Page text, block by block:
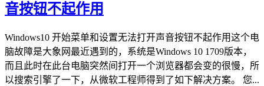
音按钮不起作用
Windows10 开始菜单和设置无法打开声音按钮不起作用这个电
脑故障是大象网最近遇到的，系统是Windows 10 1709版本，
而且此时在此台电脑突然间打开一个浏览器都会变的很慢，所
以搜索引擎了一下，从微软工程师得到了如下解决方案。 您...